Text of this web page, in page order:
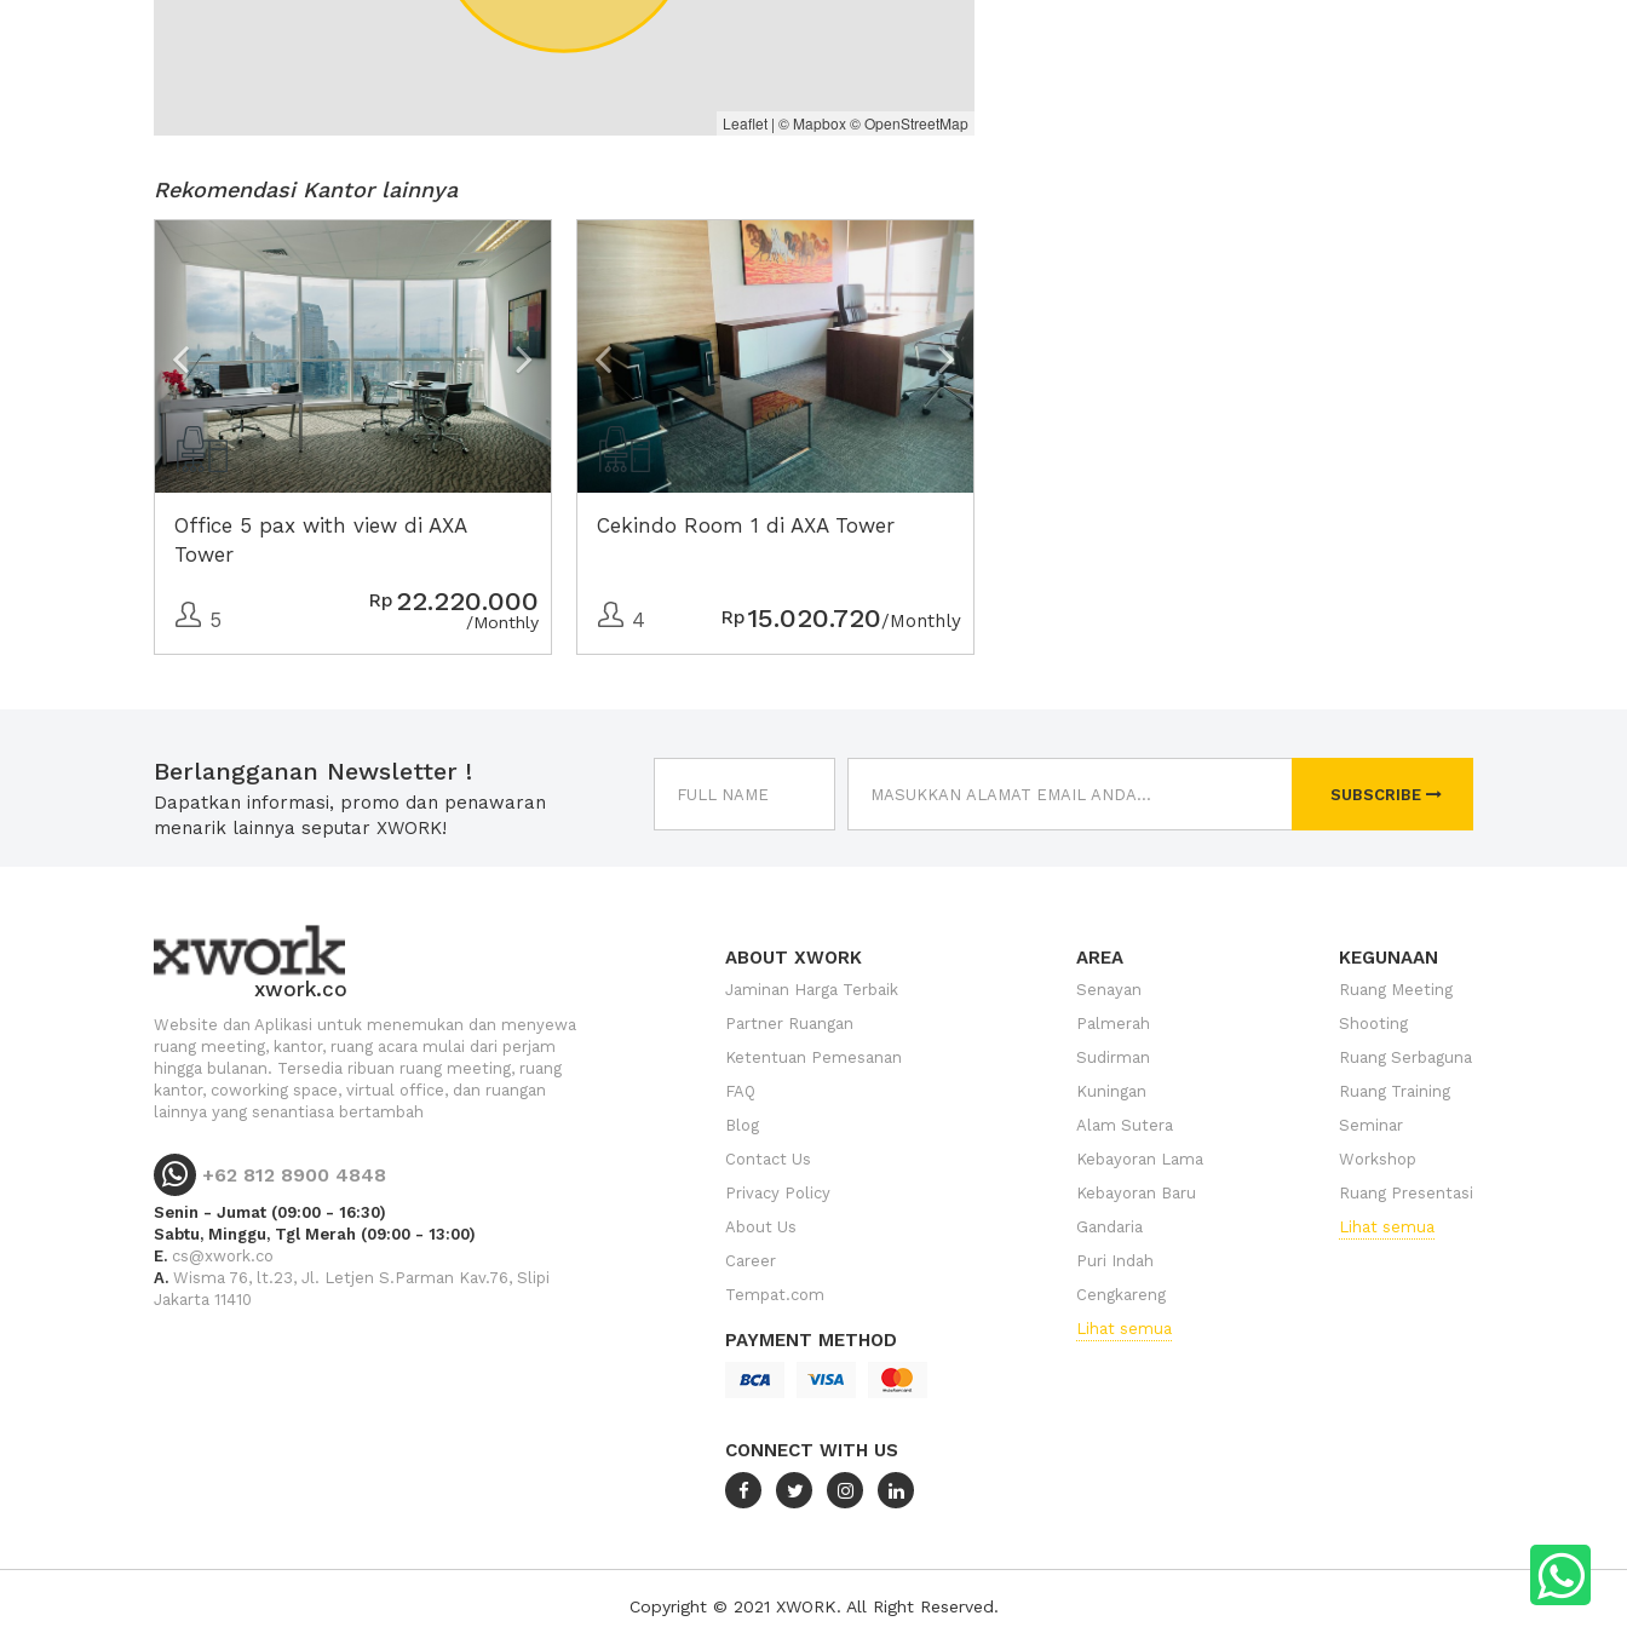
Leaflet | © Mapbox©OpenStreetMap
Rekomendasi Kantor lainnya
Previous Next
Office 5 pax with view di AXA
Tower
5
Rp 22.220.000
/Monthly
Previous Next
Cekindo Room 1 di AXA Tower
4 Rp15.020.720/Monthly
Berlangganan Newsletter !
Dapatkan informasi, promo dan penawaran
menarik lainnya seputar XWORK!
SUBSCRIBE
xwork.co
Website dan Aplikasi untuk menemukan dan menyewa
ruang meeting, kantor, ruang acara mulai dari perjam
hingga bulanan. Tersedia ribuan ruang meeting, ruang
kantor, coworking space, virtual office, dan ruangan
lainnya yang senantiasa bertambah
+62 812 8900 4848
Senin - Jumat (09:00 - 16:30)
Sabtu, Minggu, Tgl Merah (09:00 - 13:00)
E. cs@xwork.co
A. Wisma 76, lt.23, Jl. Letjen S.Parman Kav.76, Slipi
Jakarta 11410
ABOUT XWORK
Jaminan Harga Terbaik
Partner Ruangan
Ketentuan Pemesanan
FAQ
Blog
Contact Us
Privacy Policy
About Us
Career
Tempat.com
PAYMENT METHOD
CONNECT WITH US
AREA
Senayan
Palmerah
Sudirman
Kuningan
Alam Sutera
Kebayoran Lama
Kebayoran Baru
Gandaria
Puri Indah
Cengkareng
Lihat semua
KEGUNAAN
Ruang Meeting
Shooting
Ruang Serbaguna
Ruang Training
Seminar
Workshop
Ruang Presentasi
Lihat semua
Copyright © 2021 XWORK. All Right Reserved.